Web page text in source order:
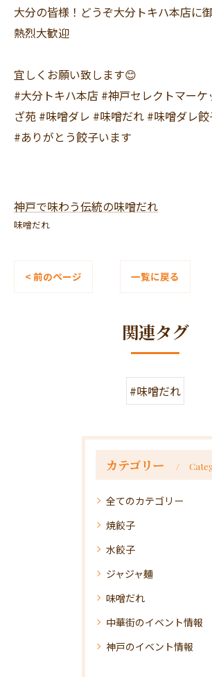
大分の皆様！どうぞ大分トキハ本店に
熱烈大歓迎
宜しくお願い致します😊
#大分トキハ本店 #神戸セレクトマーケ
ざ苑 #味噌ダレ #味噌だれ #味噌ダレ
#ありがとう餃子います
神戸で味わう伝統の味噌だれ
味噌だれ
< 前のページ 一覧に戻る
関連タグ
#味噌だれ
カテゴリー
全てのカテゴリー
焼餃子
水餃子
ジャジャ麺
味噌だれ
中華街のイベント情報
神戸のイベント情報